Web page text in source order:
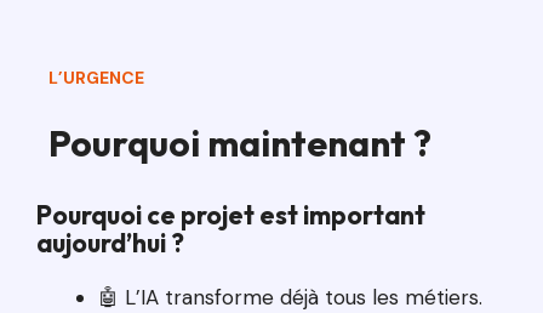
L’URGENCE
Pourquoi maintenant ?
Pourquoi ce projet est important
aujourd’hui ?
🤖 L’IA transforme déjà tous les métiers.